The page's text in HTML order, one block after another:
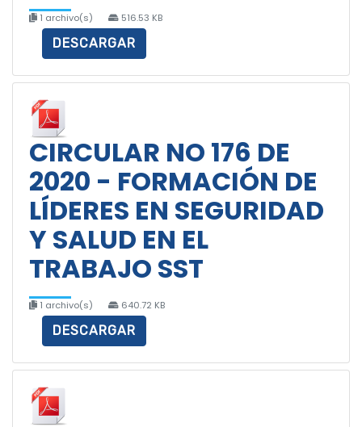
1 archivo(s) 516.53 KB
DESCARGAR
CIRCULAR NO 176 DE
2020 - FORMACIÓN DE
LÍDERES EN SEGURIDAD
Y SALUD EN EL
TRABAJO SST
1 archivo(s) 640.72 KB
DESCARGAR